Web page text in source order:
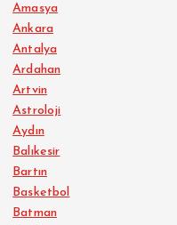
Amasya
Ankara
Antalya
Ardahan
Artvin
Astroloji
Aydın
Balıkesir
Bartın
Basketbol
Batman